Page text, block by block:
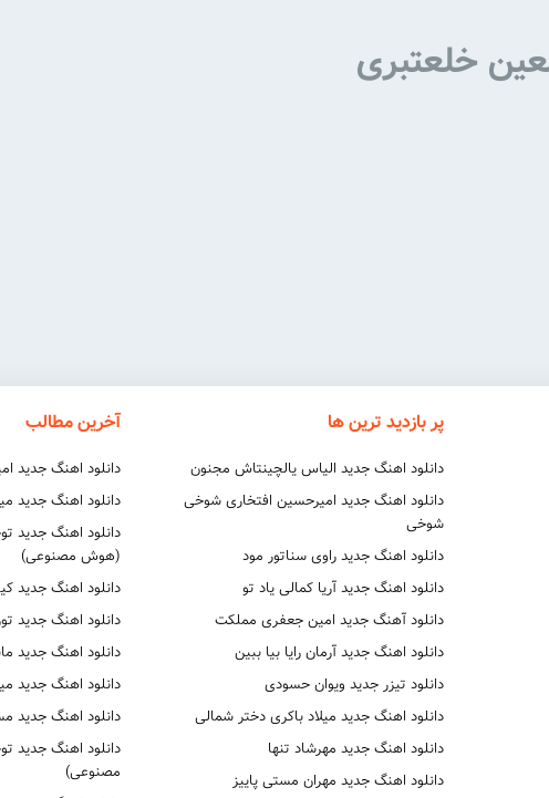
خلعتبری
پر بازدید ترین ها
دانلود اهنگ جدید الیاس یالچینتاش مجنون
دانلود اهنگ جدید امیرحسین افتخاری شوخی
شوخی
دانلود اهنگ جدید راوی سناتور مود
دانلود اهنگ جدید آریا کمالی یاد تو
دانلود آهنگ جدید امین جعفری مملکت
دانلود اهنگ جدید آرمان رایا بیا ببین
دانلود تیزر جدید ویوان حسودی
دانلود اهنگ جدید میلاد باکری دختر شمالی
دانلود اهنگ جدید مهرشاد تنها
دانلود اهنگ جدید مهران مستی پاییز
آخرین مطالب
دانلود اهنگ جدید
دانلود اهنگ جدید
دانلود اهنگ جدید
(هوش مصنوعی)
دانلود اهنگ جدید
دانلود اهنگ جدید
دانلود اهنگ جدید
دانلود اهنگ جدید
دانلود اهنگ جدید
دانلود اهنگ جدید
مصنوعی)